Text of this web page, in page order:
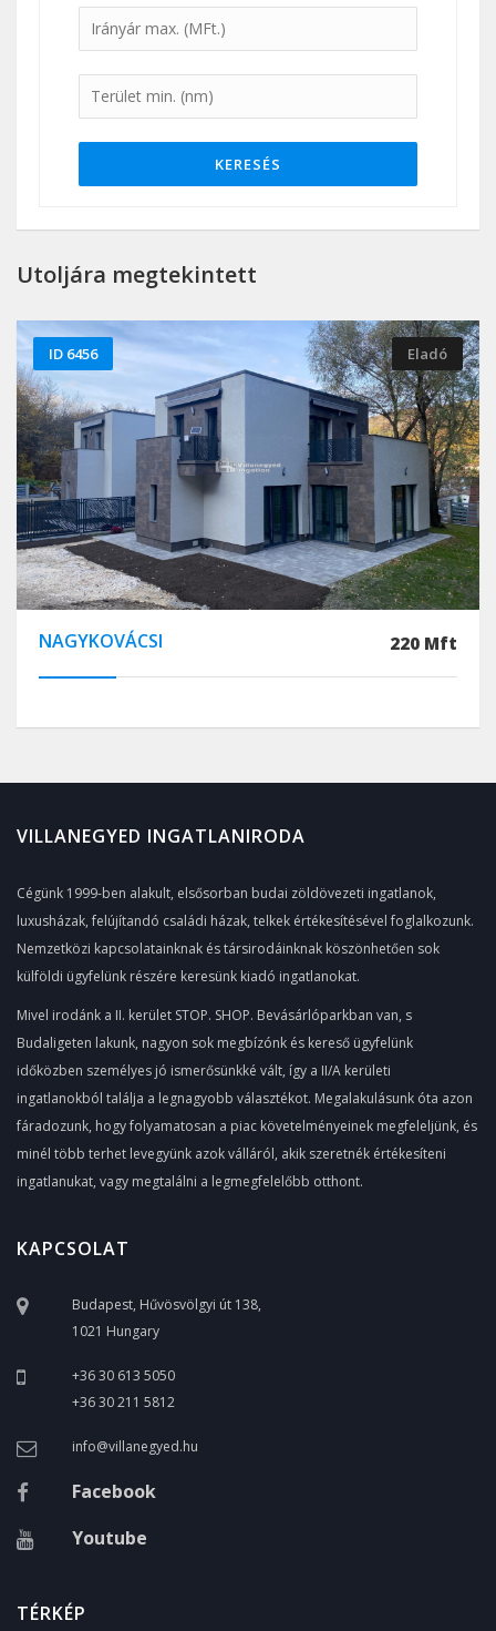
KERESÉS
Utoljára megtekintett
NAGYKOVÁCSI 220 Mft
ID 6456 Eladó
VILLANEGYED INGATLANIRODA
Cégünk 1999-ben alakult, elsősorban budai zöldövezeti ingatlanok,
luxusházak, felújítandó családi házak, telkek értékesítésével foglalkozunk.
Nemzetközi kapcsolatainknak és társirodáinknak köszönhetően sok
külföldi ügyfelünk részére keresünk kiadó ingatlanokat.
Mivel irodánk a II. kerület STOP. SHOP. Bevásárlóparkban van, s
Budaligeten lakunk, nagyon sok megbízónk és kereső ügyfelünk
időközben személyes jó ismerősünkké vált, így a II/A kerületi
ingatlanokból találja a legnagyobb választékot. Megalakulásunk óta azon
fáradozunk, hogy folyamatosan a piac követelményeinek megfeleljünk, és
minél több terhet levegyünk azok válláról, akik szeretnék értékesíteni
ingatlanukat, vagy megtalálni a legmegfelelőbb otthont.
KAPCSOLAT
Budapest, Hűvösvölgyi út 138,
1021 Hungary
+36 30 613 5050
+36 30 211 5812
info@villanegyed.hu
Facebook
Youtube
TÉRKÉP